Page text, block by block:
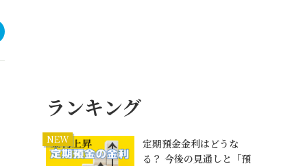
ランキング
NEW
定期預金金利はどうな
る？ 今後の見通しと「預